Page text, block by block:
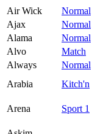
Air Wick
Normal
Ajax
Normal
Alama
Normal
Alvo
Match
Always
Normal
Arabia
Kitch'n
Arena
Sport 1